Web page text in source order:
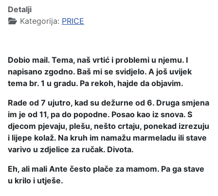
Detalji
Kategorija: PRICE
Dobio mail. Tema, naš vrtić i problemi u njemu. I
napisano zgodno. Baš mi se svidjelo. A još uvijek
tema br. 1 u gradu. Pa rekoh, hajde da objavim.
Rade od 7 ujutro, kad su dežurne od 6. Druga smjena
im je od 11, pa do popodne. Posao kao iz snova. S
djecom pjevaju, plešu, nešto crtaju, ponekad izrezuju
i lijepe kolaž. Na kruh im namažu marmeladu ili stave
varivo u zdjelice za ručak. Divota.
Eh, ali mali Ante često plače za mamom. Pa ga stave
u krilo i utješe.